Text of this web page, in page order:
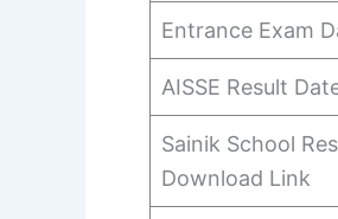
Entrance Exam
AISSE Result
Sainik School
Download Link